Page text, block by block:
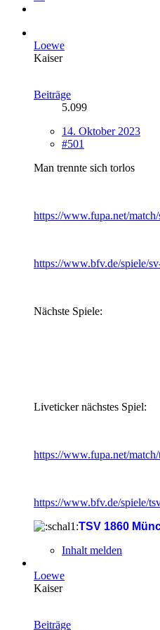
Loewe
Kaiser
Beiträge
5.099
14. Oktober 2023
#501
Man trennte sich torlos
https://www.fupa.net/
https://www.bfv.de/spiele/
Nächste Spiele:
Liveticker nächstes Spiel:
https://www.fupa.net/
https://www.bfv.de/spiele/
TSV 1860
Inhalt melden
Loewe
Kaiser
Beiträge